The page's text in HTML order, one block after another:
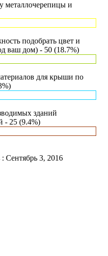
металлочерепицы и
подобрать цвет и
ваш дом) - 50 (18.7%)
для крыши по
зданий
- 25 (9.4%)
: Сентябрь 3, 2016